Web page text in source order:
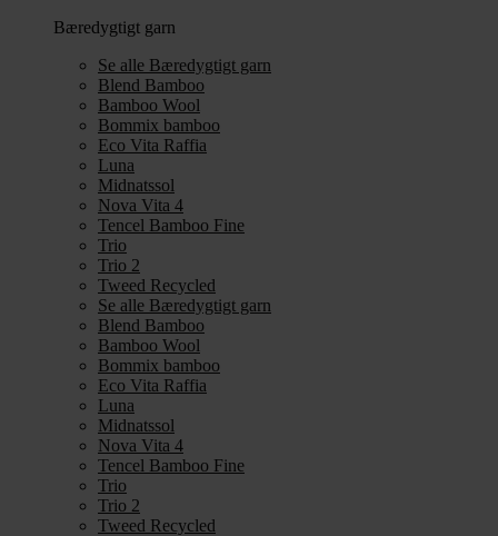
Bæredygtigt garn
Se alle Bæredygtigt garn
Blend Bamboo
Bamboo Wool
Bommix bamboo
Eco Vita Raffia
Luna
Midnatssol
Nova Vita 4
Tencel Bamboo Fine
Trio
Trio 2
Tweed Recycled
Se alle Bæredygtigt garn
Blend Bamboo
Bamboo Wool
Bommix bamboo
Eco Vita Raffia
Luna
Midnatssol
Nova Vita 4
Tencel Bamboo Fine
Trio
Trio 2
Tweed Recycled